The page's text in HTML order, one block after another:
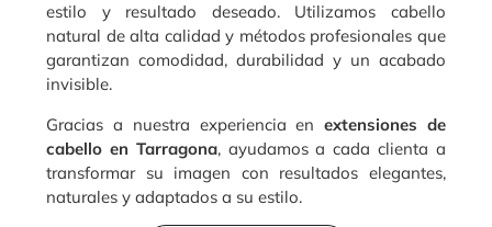
estilo y resultado deseado. Utilizamos cabello
natural de alta calidad y métodos profesionales que
garantizan comodidad, durabilidad y un acabado
invisible.
Gracias a nuestra experiencia enextensiones de
cabello en Tarragona, ayudamos a cada clienta a
transformar su imagen con resultados elegantes,
naturales y adaptados a su estilo.